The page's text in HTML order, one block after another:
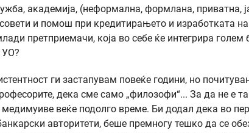
академија, (неформална, формлана, приватна,
и помош при кредитирањето и изработката
претприемачи, која во себе ќе интегрира голем
УО?
ги застапувам повеќе години, но
дека сме само „филозофи“... За да не е
веќе подолго време. Би додал дека во
авторитети, беше премногу тешко да се